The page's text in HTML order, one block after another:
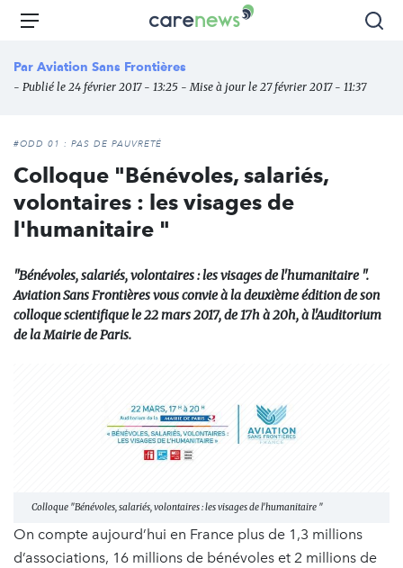
Aller
principal
Carenews,
média
des
l'engagement
Menu
Par Aviation Sans Frontières
- Publié le 24 février 2017 - 13:25 - Mise à jour le 27 février 2017 - 11:37
#ODD 01 : PAS DE PAUVRETÉ
Colloque "Bénévoles, salariés,
volontaires : les visages de
l'humanitaire "
"Bénévoles, salariés, volontaires : les visages de l'humanitaire ".
Aviation Sans Frontières vous convie à la deuxième édition de son
colloque scientifique le 22 mars 2017, de 17h à 20h, à l'Auditorium
de la Mairie de Paris.
Colloque "Bénévoles, salariés, volontaires : les visages de l'humanitaire "
On compte aujourd’hui en France plus de 1,3 millions
d’associations, 16 millions de bénévoles et 2 millions de